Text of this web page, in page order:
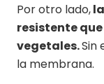
Por otro lado,
resistente
vegetales.Sin
la membrana.